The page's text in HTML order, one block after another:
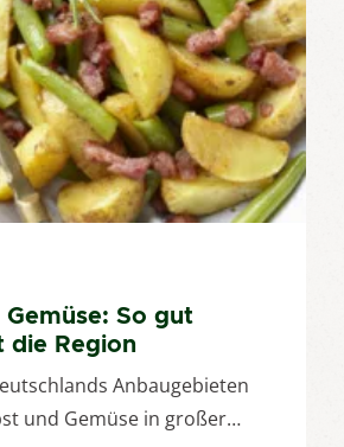
So gut
die Region
Anbaugebieten
und Gemüse in großer…